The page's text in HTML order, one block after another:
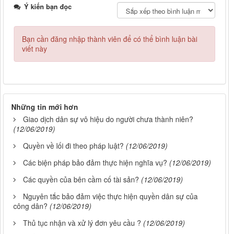
Ý kiến bạn đọc
Bạn cần đăng nhập thành viên để có thể bình luận bài
viết này
Những tin mới hơn
Giao dịch dân sự vô hiệu do người chưa thành niên?
(12/06/2019)
Quyền về lối đi theo pháp luật? (12/06/2019)
Các biện pháp bảo đảm thực hiện nghĩa vụ? (12/06/2019)
Các quyền của bên cầm cố tài sản? (12/06/2019)
Nguyên tắc bảo đảm việc thực hiện quyền dân sự của
công dân? (12/06/2019)
Thủ tục nhận và xử lý đơn yêu cầu ? (12/06/2019)